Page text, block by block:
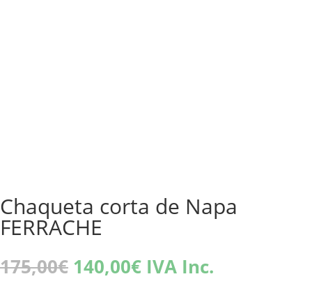
Chaqueta corta de Napa
FERRACHE
175,00€ El
precio
140,00€El
precio
IVA Inc.